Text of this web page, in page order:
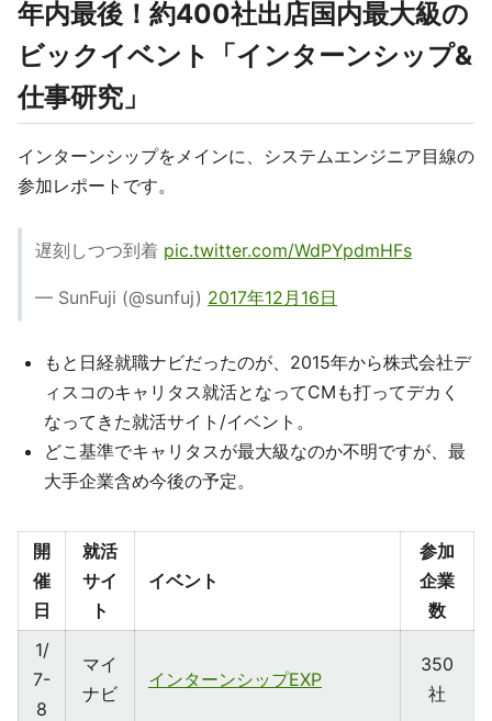
年内最後！約400社出店国内最大級の
ビックイベント「インターンシップ&
仕事研究」
インターンシップをメインに、システムエンジニア目線の
参加レポートです。
遅刻しつつ到着 pic.twitter.com/WdPYpdmHFs
— SunFuji (@sunfuj) 2017年12月16日
もと日経就職ナビだったのが、2015年から株式会社デ
ィスコのキャリタス就活となってCMも打ってデカく
なってきた就活サイト/イベント。
どこ基準でキャリタスが最大級なのか不明ですが、最
大手企業含め今後の予定。
開
催
日
就活
サイ
ト
イベント
参加
企業
数
1/
7-
8
マイ
ナビ
インターンシップEXP
350
社